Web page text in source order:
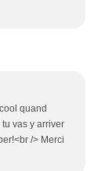
quand
vas y arriver
/> Merci